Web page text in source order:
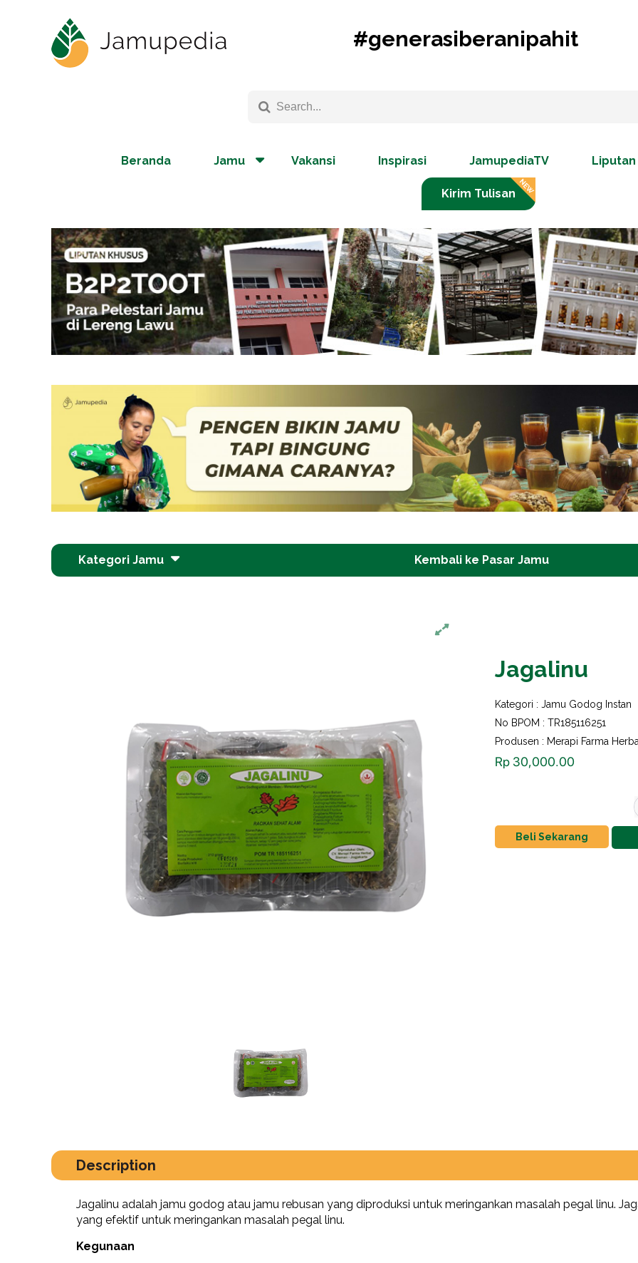
#generasiberanipahit
Beranda Jamu Vakansi Inspirasi JamupediaTV Liputan
Kirim Tulisan
Kategori Jamu Kembali ke Pasar Jamu
Jagalinu
Kategori : Jamu Godog Instan
No BPOM : TR185116251
Produsen : Merapi Farma Herbal
Rp 30,000.00
Beli Sekarang
Description
Jagalinu adalah jamu godog atau jamu rebusan yang diproduksi untuk meringankan masalah pegal linu.
yang efektif untuk meringankan masalah pegal linu.
Kegunaan